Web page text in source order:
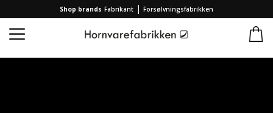
Shop brands Fabrikant | Forsølvningsfabrikken
Produkte / Schwarzes Horn / Schwarzes Horn Interior